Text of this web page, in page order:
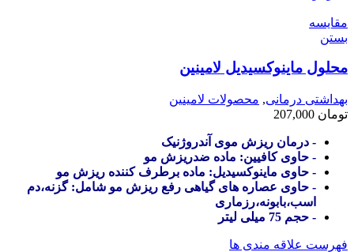
مقایسه
بستن
محلول ماینوکسیدیل لامینین
بهداشتی درمانی, محصولات لامینین
تومان
- درمان ریزش موی آندروژنیک
- حاوی کافیین: ماده ضدریزش مو
- حاوی ماینوکسیدیل: ماده برطرف کننده ریزش مو
- حاوی عصاره های گیاهی رفع ریزش مو شامل: گزنه،دم
اسب،بابونه،رزماری
- حجم 75 میلی لیتر
فهرست علاقه مندی ها